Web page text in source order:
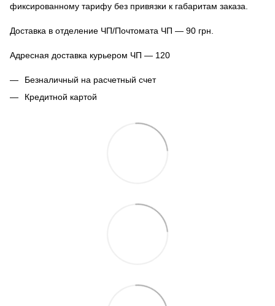
фиксированному тарифу без привязки к габаритам заказа.
Доставка в отделение ЧП/Почтомата ЧП — 90 грн.
Адресная доставка курьером ЧП — 120
Безналичный на расчетный счет
Кредитной картой